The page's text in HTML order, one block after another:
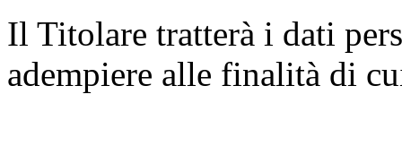
Il Titolare tratterà i dati
adempiere alle finalità di